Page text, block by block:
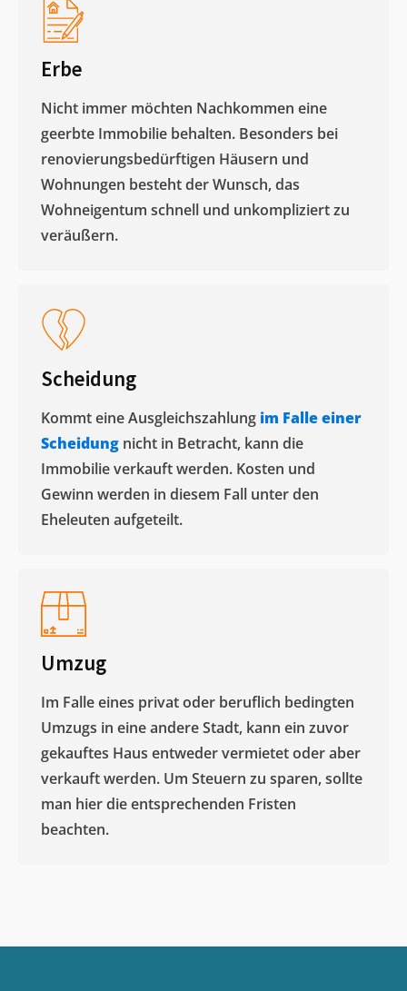
Erbe
Nicht immer möchten Nachkommen eine
geerbte Immobilie behalten. Besonders bei
renovierungsbedürftigen Häusern und
Wohnungen besteht der Wunsch, das
Wohneigentum schnell und unkompliziert zu
veräußern. ​
Scheidung
Kommt eine Ausgleichszahlung im Falle einer
Scheidung nicht in Betracht, kann die
Immobilie verkauft werden. Kosten und
Gewinn werden in diesem Fall unter den
Eheleuten aufgeteilt.​
Umzug
Im Falle eines privat oder beruflich bedingten
Umzugs in eine andere Stadt, kann ein zuvor
gekauftes Haus entweder vermietet oder aber
verkauft werden. Um Steuern zu sparen, sollte
man hier die entsprechenden Fristen
beachten.